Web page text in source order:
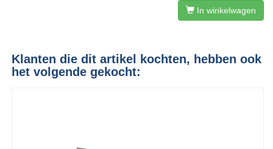
In winkelwagen
Klanten die dit artikel kochten, hebben ook
het volgende gekocht: